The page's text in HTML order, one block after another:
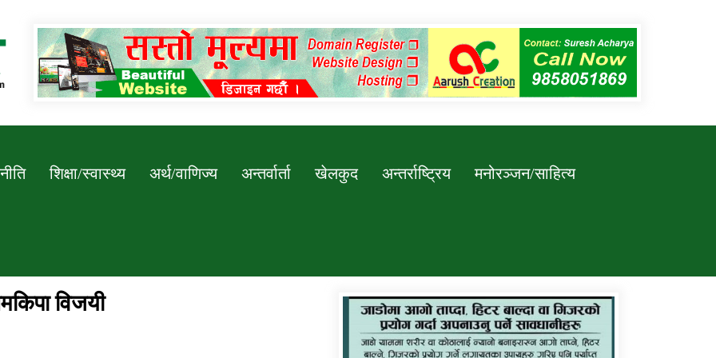
Newssarokar
शिक्षा/स्वास्थ्य अर्थ/वाणिज्य अन्तर्वार्ता खेलकुद अन्तर्राष्ट्रिय मनोरञ्जन/साहित्य
कर्णाली प्रविधि शिक्षालय जुम्लाको सुचना
विजयी